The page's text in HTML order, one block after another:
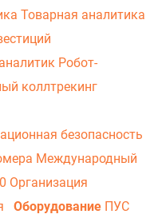
Товарная аналитика
Робот-
коллтрекинг
безопасность
Международный
Организация
Оборудование ПУС